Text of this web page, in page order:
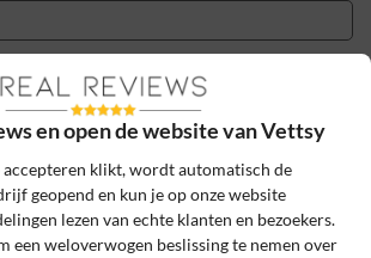
*
en open de website van Vettsy
klikt, wordt automatisch de
geopend en kun je op onze website
lezen van echte klanten en bezoekers.
een weloverwogen beslissing te nemen over